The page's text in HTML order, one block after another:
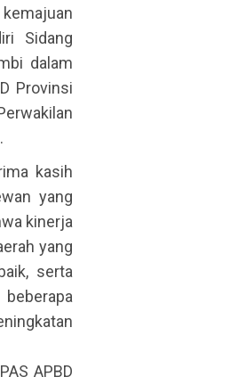
Sidang
dalam
Provinsi
kasih
yang
kinerja
yang
serta
APBD